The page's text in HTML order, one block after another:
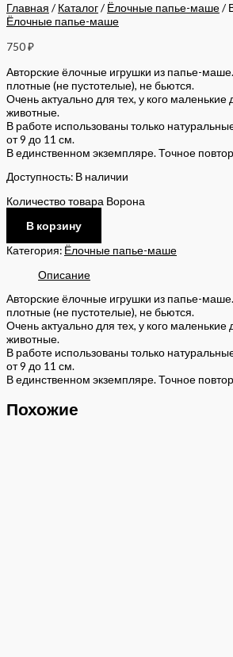
Главная / Каталог/ Ёлочные папье-маше/
Ёлочные папье-маше
750₽
Авторские ёлочные игрушки из папье-
плотные (не пустотелые), не бьются.
Очень актуально для тех, у кого
животные.
В работе использованы только
от 9 до 11 см.
В единственном экземпляре. Точное
Доступность: В наличии
Количество товара Ворона
В корзину
Категория: Ёлочные папье-маше
Описание
Авторские ёлочные игрушки из папье-
плотные (не пустотелые), не бьются.
Очень актуально для тех, у кого
животные.
В работе использованы только
от 9 до 11 см.
В единственном экземпляре. Точное
Похожие